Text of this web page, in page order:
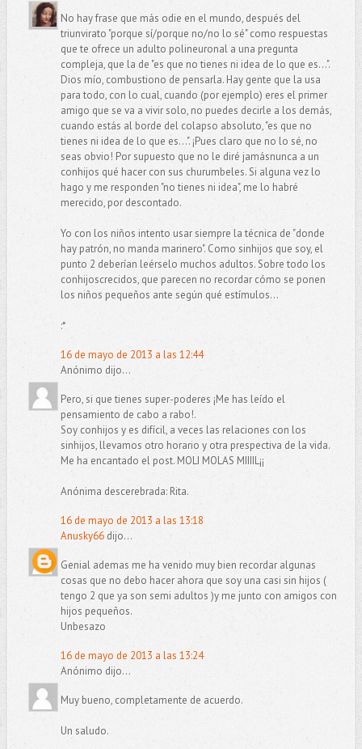
No hay frase que más odie en el mundo, después del
triunvirato "porque sí/porque no/no lo sé" como respuestas
que te ofrece un adulto polineuronal a una pregunta
compleja, que la de "es que no tienes ni idea de lo que es...".
Dios mío, combustiono de pensarla. Hay gente que la usa
para todo, con lo cual, cuando (por ejemplo) eres el primer
amigo que se va a vivir solo, no puedes decirle a los demás,
cuando estás al borde del colapso absoluto, "es que no
tienes ni idea de lo que es...". ¡Pues claro que no lo sé, no
seas obvio! Por supuesto que no le diré jamásnunca a un
conhijos qué hacer con sus churumbeles. Si alguna vez lo
hago y me responden "no tienes ni idea", me lo habré
merecido, por descontado.
Yo con los niños intento usar siempre la técnica de "donde
hay patrón, no manda marinero". Como sinhijos que soy, el
punto 2 deberían leérselo muchos adultos. Sobre todo los
conhijoscrecidos, que parecen no recordar cómo se ponen
los niños pequeños ante según qué estímulos...
:*
16 de mayo de 2013 a las 12:44
Anónimo dijo...
Pero, si que tienes super-poderes ¡Me has leído el
pensamiento de cabo a rabo!.
Soy conhijos y es difícil, a veces las relaciones con los
sinhijos, llevamos otro horario y otra prespectiva de la vida.
Me ha encantado el post. MOLI MOLAS MIIIIL¡¡
Anónima descerebrada: Rita.
16 de mayo de 2013 a las 13:18
Anusky66dijo...
Genial ademas me ha venido muy bien recordar algunas
cosas que no debo hacer ahora que soy una casi sin hijos (
tengo 2 que ya son semi adultos )y me junto con amigos con
hijos pequeños.
Unbesazo
16 de mayo de 2013 a las 13:24
Anónimo dijo...
Muy bueno, completamente de acuerdo.
Un saludo.